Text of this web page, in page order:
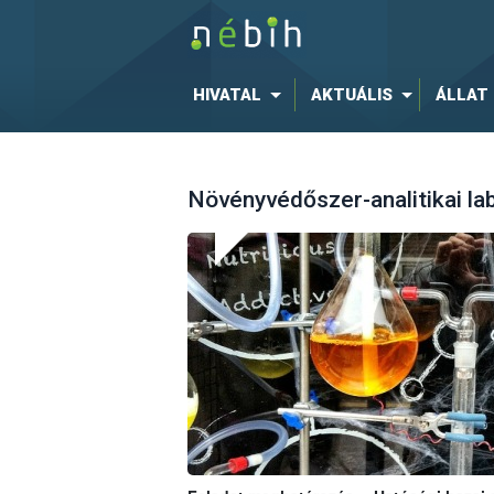
HIVATAL AKTUÁLIS ÁLLAT
Növényvédőszer-analitikai